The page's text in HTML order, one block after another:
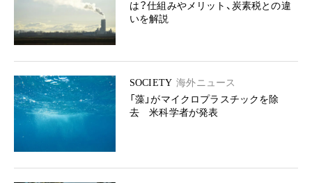
は？仕組みやメリット、炭素税との違
いを解説
SOCIETY 海外ニュース
「藻」がマイクロプラスチックを除
去 米科学者が発表